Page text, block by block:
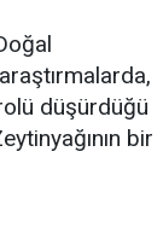
düşürdüğü
bir